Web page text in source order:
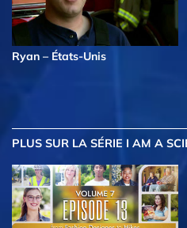
Ryan – États-Unis
PLUS SUR LA SÉRIE I AM A